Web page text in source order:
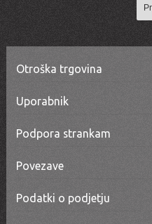
Otroška trgovina
Uporabnik
Podpora strankam
Povezave
Podatki o podjetju